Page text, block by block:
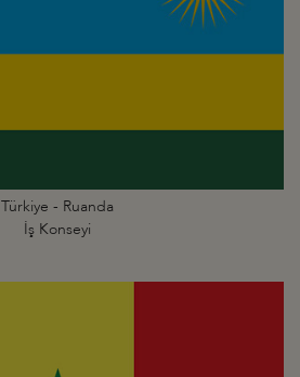
Türkiye - Ruanda
İş Konseyi